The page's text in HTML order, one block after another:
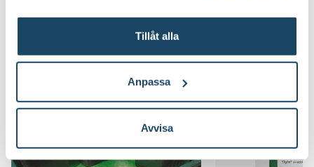
Tillåt alla
Anpassa
Avvisa